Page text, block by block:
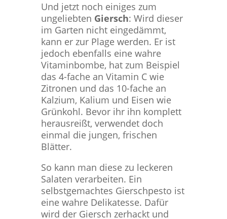
Und jetzt noch einiges zum
ungeliebten Giersch: Wird dieser
im Garten nicht eingedämmt,
kann er zur Plage werden. Er ist
jedoch ebenfalls eine wahre
Vitaminbombe, hat zum Beispiel
das 4-fache an Vitamin C wie
Zitronen und das 10-fache an
Kalzium, Kalium und Eisen wie
Grünkohl. Bevor ihr ihn komplett
herausreißt, verwendet doch
einmal die jungen, frischen
Blätter.
So kann man diese zu leckeren
Salaten verarbeiten. Ein
selbstgemachtes Gierschpesto ist
eine wahre Delikatesse. Dafür
wird der Giersch zerhackt und